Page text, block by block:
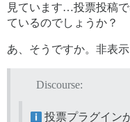
見ています…投票投稿
ているのでしょうか？
あ、そうですか。非表
Discourse:
投票プラグイン